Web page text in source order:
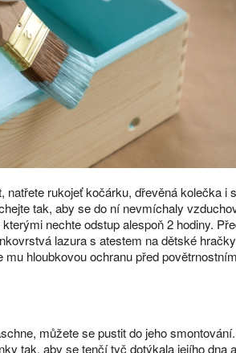
rukojeť kočárku, dřevěná kolečka i
tak, aby se do ní nevmíchaly
nechte odstup alespoň 2 hodiny.
lazura s atestem na dětské
hloubkovou ochranu před
můžete se pustit do jeho
tak, aby se tenčí tyč dotýkala jejího dna